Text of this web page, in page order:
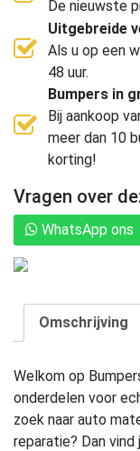
De nieuwste
Uitgebreide
Als u op een
48 uur.
Bumpers in
Bij aankoop
meer dan 10
korting!
Vragen over
WhatsApp ons
Omschrijving
Welkom op
onderdelen voor
zoek naar auto
reparatie? Dan